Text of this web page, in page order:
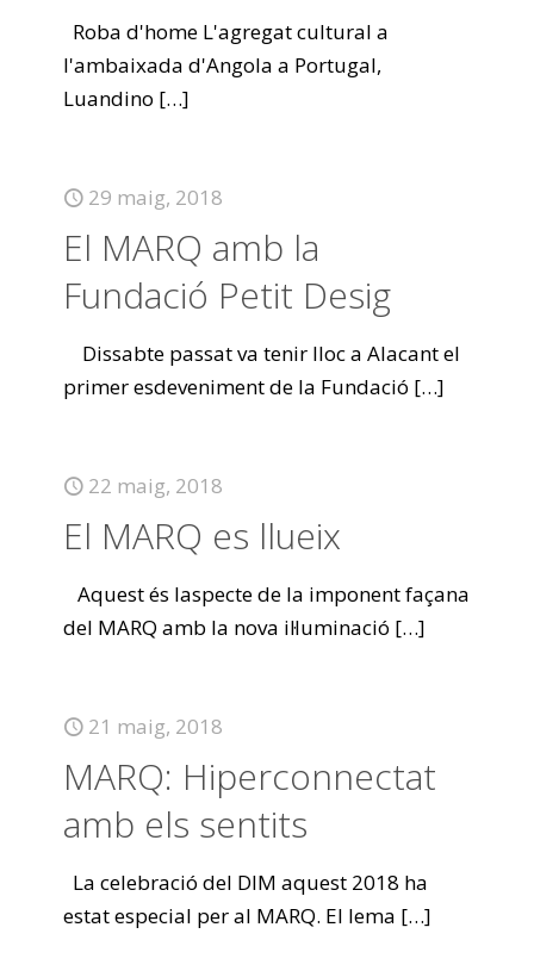
Roba d'home L'agregat cultural a
l'ambaixada d'Angola a Portugal,
Luandino […]
29 maig, 2018
El MARQ amb la
Fundació Petit Desig
Dissabte passat va tenir lloc a Alacant el
primer esdeveniment de la Fundació […]
22 maig, 2018
El MARQ es llueix
Aquest és laspecte de la imponent façana
del MARQ amb la nova il·luminació […]
21 maig, 2018
MARQ: Hiperconnectat
amb els sentits
La celebració del DIM aquest 2018 ha
estat especial per al MARQ. El lema […]